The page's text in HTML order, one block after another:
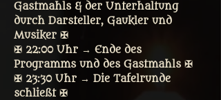
Gastmahls & der Unterhaltung
durch Darsteller, Gaukler und
Musiker ✠
✠ 22:00 Uhr → Ende des
Programms und des Gastmahls ✠
✠ 23:30 Uhr → Die Tafelrunde
schließt ✠